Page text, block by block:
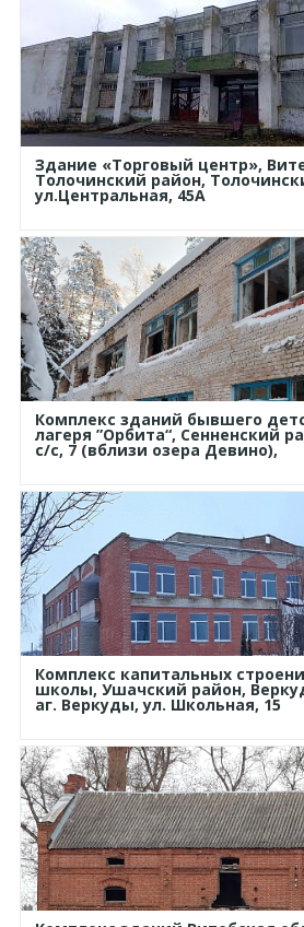
Здание «Торговый центр»,
Толочинский район,
ул.Центральная, 45А
Комплекс зданий бывшего
лагеря ”Орбита“, Сенненский
с/с, 7 (вблизи озера Девино),
Комплекс капитальных
школы, Ушачский район,
аг. Веркуды, ул. Школьная, 15